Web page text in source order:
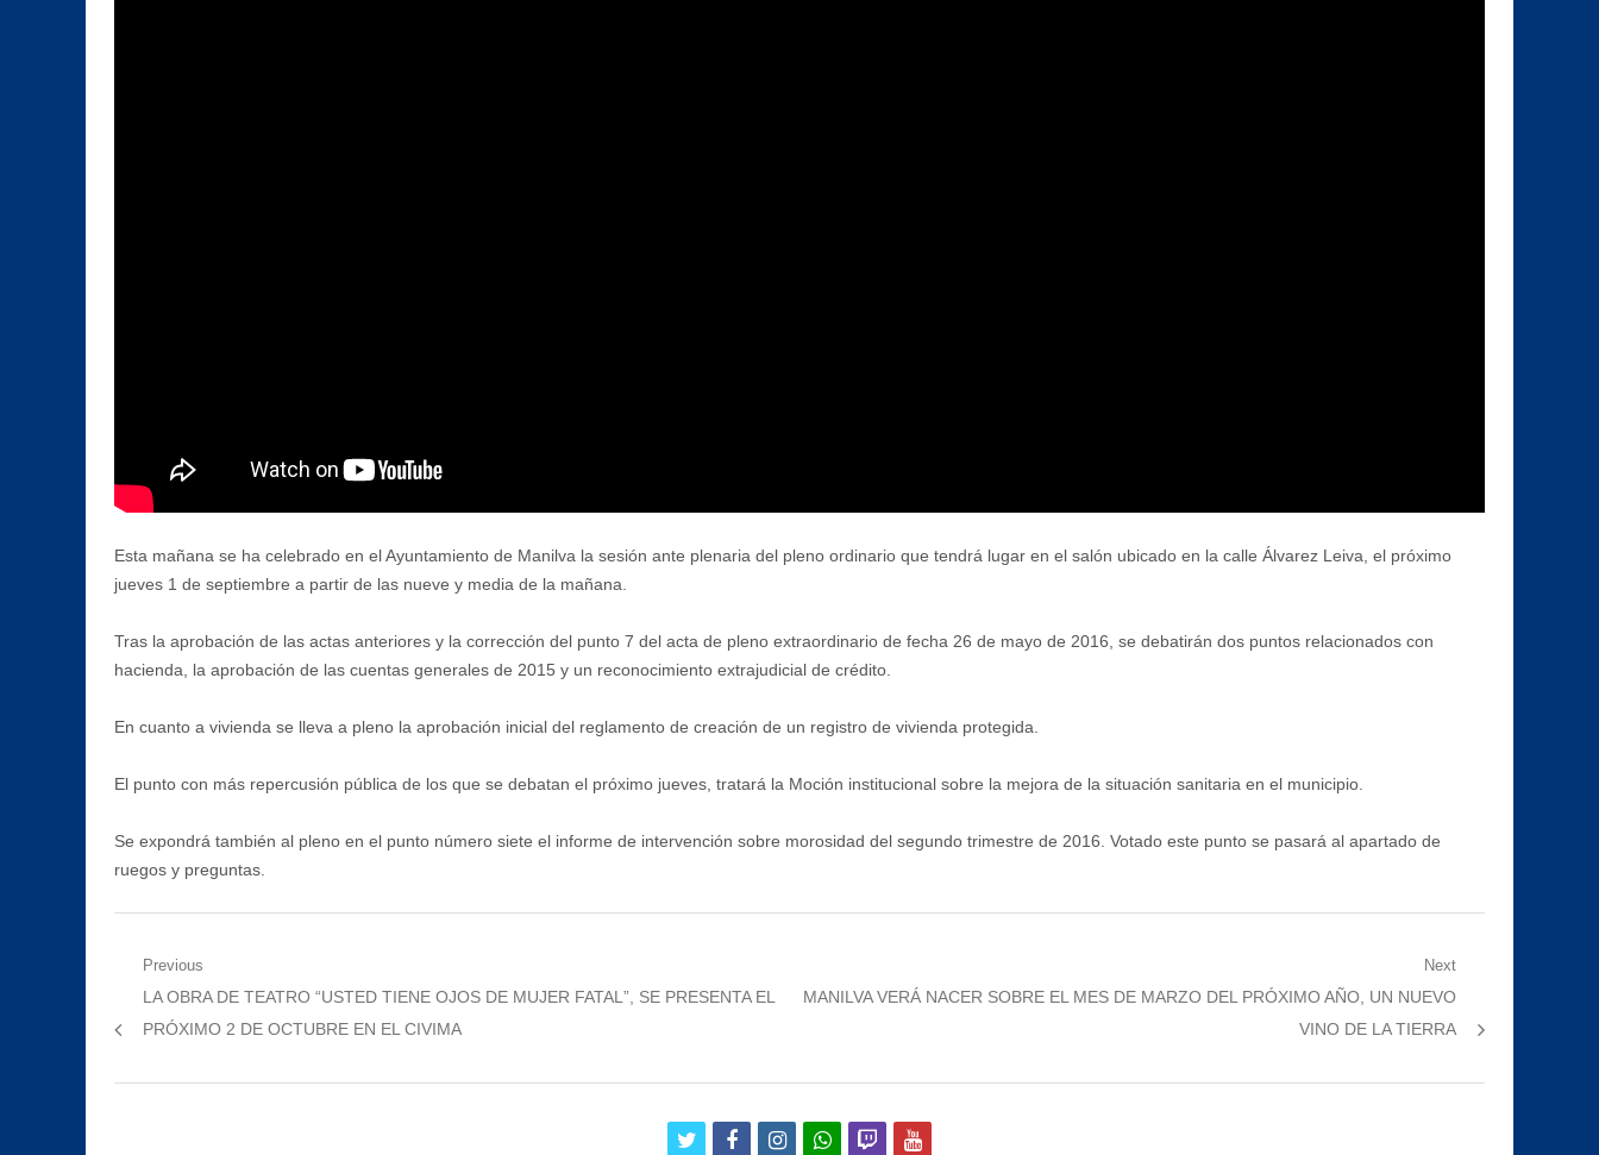
Esta mañana se ha celebrado en el Ayuntamiento de Manilva la sesión ante plenaria del pleno ordinario que tendrá lugar en el salón ubicado en la calle Álvarez Leiva, el próximo
jueves 1 de septiembre a partir de las nueve y media de la mañana.
Tras la aprobación de las actas anteriores y la corrección del punto 7 del acta de pleno extraordinario de fecha 26 de mayo de 2016, se debatirán dos puntos relacionados con
hacienda, la aprobación de las cuentas generales de 2015 y un reconocimiento extrajudicial de crédito.
En cuanto a vivienda se lleva a pleno la aprobación inicial del reglamento de creación de un registro de vivienda protegida.
El punto con más repercusión pública de los que se debatan el próximo jueves, tratará la Moción institucional sobre la mejora de la situación sanitaria en el municipio.
Se expondrá también al pleno en el punto número siete el informe de intervención sobre morosidad del segundo trimestre de 2016. Votado este punto se pasará al apartado de
ruegos y preguntas.
Navegación
Previous
Previous
post:
LA OBRA DE TEATRO “USTED TIENE OJOS DE MUJER FATAL”, SE PRESENTA EL
PRÓXIMO 2 DE OCTUBRE EN EL CIVIMA
Next
Next
MANILVA VERÁ NACER SOBRE EL MES DE MARZO DEL PRÓXIMO AÑO, UN NUEVO
VINO DE LA TIERRA
twitterfacebookinstagramwhatsapp
twitchyoutube